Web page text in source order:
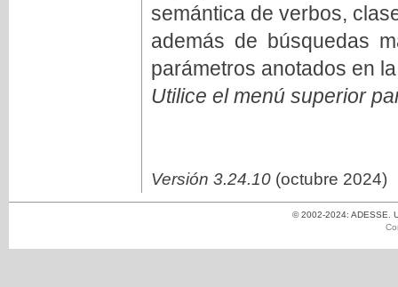
semántica de verbos,
además de búsquedas
parámetros anotados en
Utilice el menú superior
Versión 3.24.10 (octubre 2024)
© 2002-2024: ADESSE.